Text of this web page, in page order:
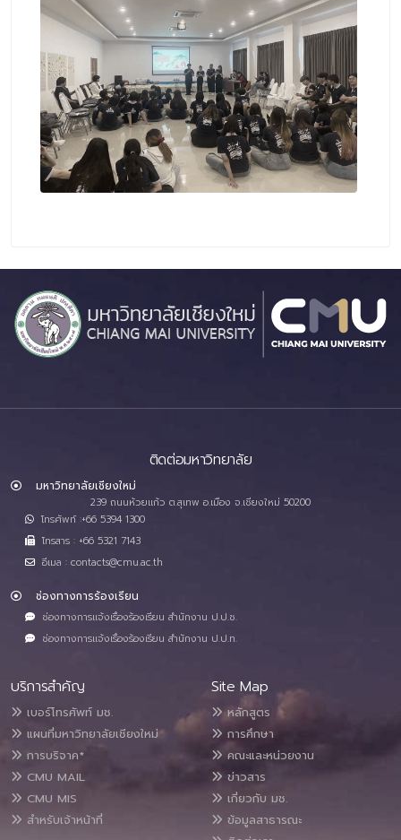
ติดต่อมหาวิทยาลัย
มหาวิทยาลัยเชียงใหม่
239 ถนนห้วยแก้ว ต.สุเทพ อ.เมือง จ.เชียงใหม่ 50200
โทรศัพท์ :+66 5394 1300
โทรสาร : +66 5321 7143
อีเมล : contacts@cmu.ac.th
ช่องทางการร้องเรียน
ช่องทางการแจ้งเรื่องร้องเรียน สำนักงาน ป.ป.ช.
ช่องทางการแจ้งเรื่องร้องเรียน สำนักงาน ป.ป.ท.
บริการสำคัญ
เบอร์โทรศัพท์ มช.
แผนที่มหาวิทยาลัยเชียงใหม่
การบริจาค*
CMU MAIL
CMU MIS
สำหรับเจ้าหน้าที่
Site Map
หลักสูตร
การศึกษา
คณะและหน่วยงาน
ข่าวสาร
เกี่ยวกับ มช.
ข้อมูลสาธารณะ